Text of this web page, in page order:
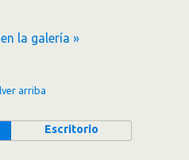
la galería »
arriba
Escritorio